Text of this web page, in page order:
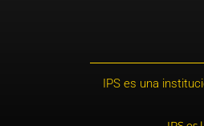
IPS es una